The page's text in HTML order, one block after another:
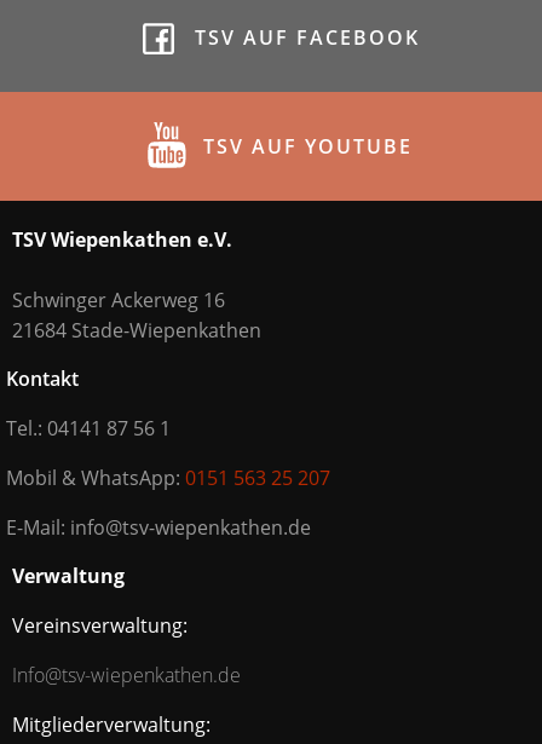
TSV AUF FACEBOOK
TSV AUF YOUTUBE
TSV Wiepenkathen e.V.
Schwinger Ackerweg 16
21684 Stade-Wiepenkathen
Kontakt
Tel.: 04141 87 56 1
Mobil & WhatsApp: 0151 563 25 207
E-Mail: info@tsv-wiepenkathen.de
Verwaltung
Vereinsverwaltung:
Info@tsv-wiepenkathen.de
Mitgliederverwaltung: